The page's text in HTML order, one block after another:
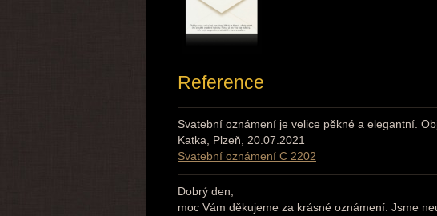
Reference
Svatební oznámení je velice pěkné a elegantní.
Katka, Plzeň, 20.07.2021
Svatební oznámení C 2202
Dobrý den,
moc Vám děkujeme za krásné oznámení. Jsme